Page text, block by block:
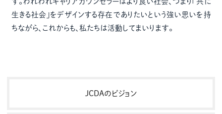
生きる社会」をデザインする存在でありたいという強い思いを持
ちながら、これからも、私たちは活動してまいります。
JCDAのビジョン